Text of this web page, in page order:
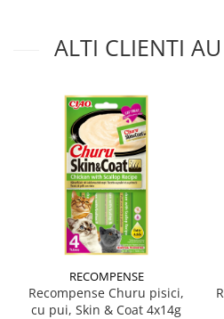
ALTI CLIENTI
RECOMPENSE
Recompense Churu pisici,
cu pui, Skin & Coat 4x14g